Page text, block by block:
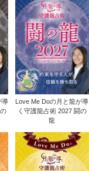
導
Love Me Doの月と龍が導
く守護龍占術 2027 闘の
龍